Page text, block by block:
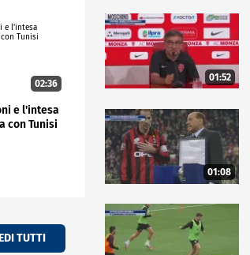
02:36
e l'intesa
con Tunisi
TUTTI
01:52
01:08